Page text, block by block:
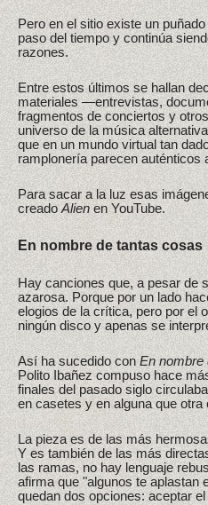
Pero en el sitio existe un
paso del tiempo y continúa
razones.
Entre estos últimos se hallan
materiales —entrevistas,
fragmentos de conciertos y
universo de la música
que en un mundo virtual tan
ramplonería parecen auténticos
Para sacar a la luz esas
creadoAlienen YouTube.
En nombre de tantas cosas
Hay canciones que, a pesar de
azarosa. Porque por un lado
elogios de la crítica, pero por el
ningún disco y apenas se
Así ha sucedido conEn nombre
Polito Ibañez compuso hace
finales del pasado siglo
en casetes y en alguna que otra
La pieza es de las más
Y es también de las más
las ramas, no hay lenguaje
afirma que "algunos te aplastan
quedan dos opciones: aceptar